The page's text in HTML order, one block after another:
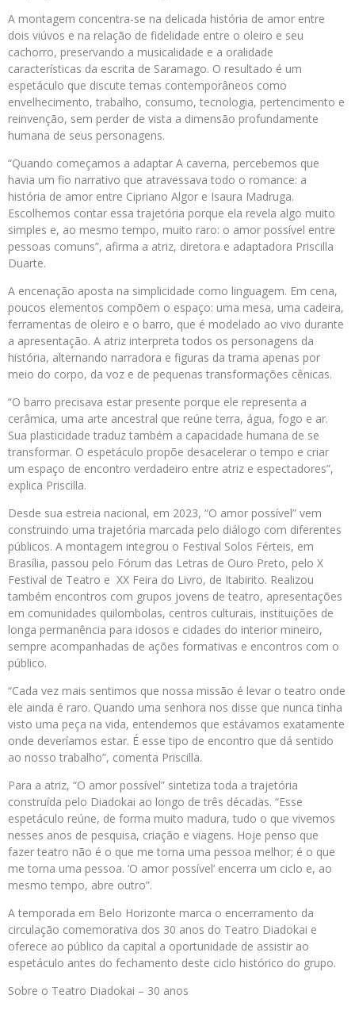
A montagem concentra-se na delicada história de amor entre
dois viúvos e na relação de fidelidade entre o oleiro e seu
cachorro, preservando a musicalidade e a oralidade
características da escrita de Saramago. O resultado é um
espetáculo que discute temas contemporâneos como
envelhecimento, trabalho, consumo, tecnologia, pertencimento e
reinvenção, sem perder de vista a dimensão profundamente
humana de seus personagens.
“Quando começamos a adaptar A caverna, percebemos que
havia um fio narrativo que atravessava todo o romance: a
história de amor entre Cipriano Algor e Isaura Madruga.
Escolhemos contar essa trajetória porque ela revela algo muito
simples e, ao mesmo tempo, muito raro: o amor possível entre
pessoas comuns”, afirma a atriz, diretora e adaptadora Priscilla
Duarte.
A encenação aposta na simplicidade como linguagem. Em cena,
poucos elementos compõem o espaço: uma mesa, uma cadeira,
ferramentas de oleiro e o barro, que é modelado ao vivo durante
a apresentação. A atriz interpreta todos os personagens da
história, alternando narradora e figuras da trama apenas por
meio do corpo, da voz e de pequenas transformações cênicas.
“O barro precisava estar presente porque ele representa a
cerâmica, uma arte ancestral que reúne terra, água, fogo e ar.
Sua plasticidade traduz também a capacidade humana de se
transformar. O espetáculo propõe desacelerar o tempo e criar
um espaço de encontro verdadeiro entre atriz e espectadores”,
explica Priscilla.
Desde sua estreia nacional, em 2023, “O amor possível” vem
construindo uma trajetória marcada pelo diálogo com diferentes
públicos. A montagem integrou o Festival Solos Férteis, em
Brasília, passou pelo Fórum das Letras de Ouro Preto, pelo X
Festival de Teatro e XX Feira do Livro, de Itabirito. Realizou
também encontros com grupos jovens de teatro, apresentações
em comunidades quilombolas, centros culturais, instituições de
longa permanência para idosos e cidades do interior mineiro,
sempre acompanhadas de ações formativas e encontros com o
público.
“Cada vez mais sentimos que nossa missão é levar o teatro onde
ele ainda é raro. Quando uma senhora nos disse que nunca tinha
visto uma peça na vida, entendemos que estávamos exatamente
onde deveríamos estar. É esse tipo de encontro que dá sentido
ao nosso trabalho”, comenta Priscilla.
Para a atriz, “O amor possível” sintetiza toda a trajetória
construída pelo Diadokai ao longo de três décadas. “Esse
espetáculo reúne, de forma muito madura, tudo o que vivemos
nesses anos de pesquisa, criação e viagens. Hoje penso que
fazer teatro não é o que me torna uma pessoa melhor; é o que
me torna uma pessoa. ‘O amor possível’ encerra um ciclo e, ao
mesmo tempo, abre outro”.
A temporada em Belo Horizonte marca o encerramento da
circulação comemorativa dos 30 anos do Teatro Diadokai e
oferece ao público da capital a oportunidade de assistir ao
espetáculo antes do fechamento deste ciclo histórico do grupo.
Sobre o Teatro Diadokai – 30 anos